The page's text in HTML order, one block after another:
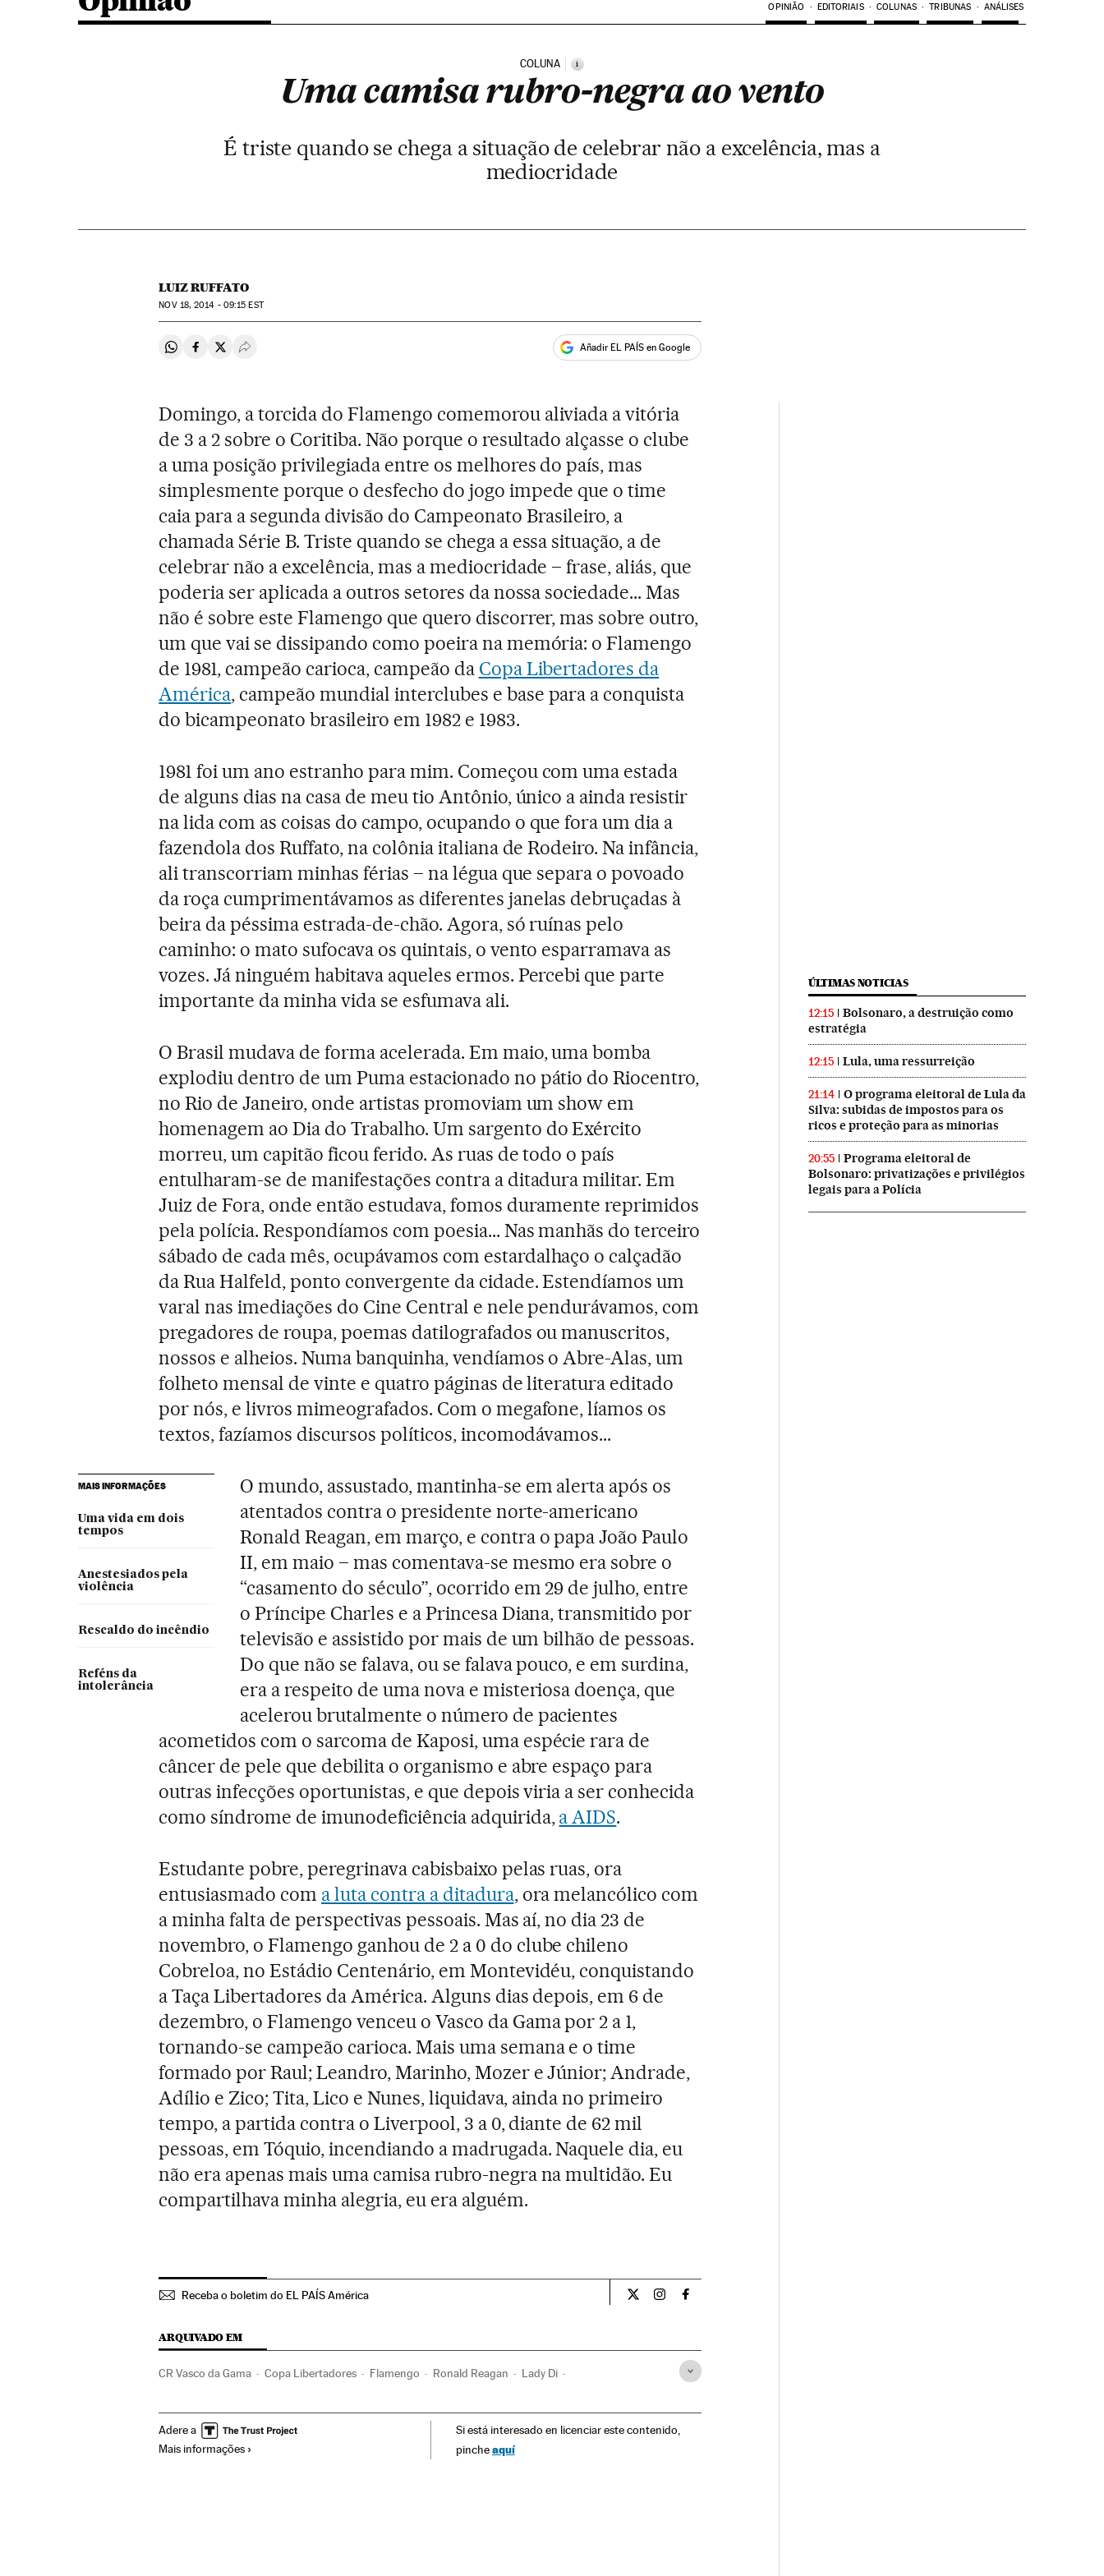
OPINIÃO EDITORIAIS COLUNAS TRIBUNAS ANÁLISES
COLUNA i
Uma camisa rubro-negra ao vento
É triste quando se chega a situação de celebrar não a excelência, mas a
mediocridade
LUIZ RUFFATO
NOV18, 2014 - 09:15 EST
Compartir en Whatsapp
Compartir en Facebook
Compartir en Twitter
Desplegar Redes Sociales Añadir EL PAÍS en Google
Domingo, a torcida do Flamengo comemorou aliviada a vitória
de 3 a 2 sobre o Coritiba. Não porque o resultado alçasse o clube
a uma posição privilegiada entre os melhores do país, mas
simplesmente porque o desfecho do jogo impede que o time
caia para a segunda divisão do Campeonato Brasileiro, a
chamada Série B. Triste quando se chega a essa situação, a de
celebrar não a excelência, mas a mediocridade – frase, aliás, que
poderia ser aplicada a outros setores da nossa sociedade... Mas
não é sobre este Flamengo que quero discorrer, mas sobre outro,
um que vai se dissipando como poeira na memória: o Flamengo
de 1981, campeão carioca, campeão da Copa Libertadores da
América, campeão mundial interclubes e base para a conquista
do bicampeonato brasileiro em 1982 e 1983.
1981 foi um ano estranho para mim. Começou com uma estada
de alguns dias na casa de meu tio Antônio, único a ainda resistir
na lida com as coisas do campo, ocupando o que fora um dia a
fazendola dos Ruffato, na colônia italiana de Rodeiro. Na infância,
ali transcorriam minhas férias – na légua que separa o povoado
da roça cumprimentávamos as diferentes janelas debruçadas à
beira da péssima estrada-de-chão. Agora, só ruínas pelo
caminho: o mato sufocava os quintais, o vento esparramava as
vozes. Já ninguém habitava aqueles ermos. Percebi que parte
importante da minha vida se esfumava ali.
O Brasil mudava de forma acelerada. Em maio, uma bomba
explodiu dentro de um Puma estacionado no pátio do Riocentro,
no Rio de Janeiro, onde artistas promoviam um show em
homenagem ao Dia do Trabalho. Um sargento do Exército
morreu, um capitão ficou ferido. As ruas de todo o país
entulharam-se de manifestações contra a ditadura militar. Em
Juiz de Fora, onde então estudava, fomos duramente reprimidos
pela polícia. Respondíamos com poesia... Nas manhãs do terceiro
sábado de cada mês, ocupávamos com estardalhaço o calçadão
da Rua Halfeld, ponto convergente da cidade. Estendíamos um
varal nas imediações do Cine Central e nele pendurávamos, com
pregadores de roupa, poemas datilografados ou manuscritos,
nossos e alheios. Numa banquinha, vendíamos o Abre-Alas, um
folheto mensal de vinte e quatro páginas de literatura editado
por nós, e livros mimeografados. Com o megafone, líamos os
textos, fazíamos discursos políticos, incomodávamos...
MAIS INFORMAÇÕES
Uma vida em dois
tempos
Anestesiados pela
violência
Rescaldo do incêndio
Reféns da
intolerância
O mundo, assustado, mantinha-se em alerta após os
atentados contra o presidente norte-americano
Ronald Reagan, em março, e contra o papa João Paulo
II, em maio – mas comentava-se mesmo era sobre o
“casamento do século”, ocorrido em 29 de julho, entre
o Príncipe Charles e a Princesa Diana, transmitido por
televisão e assistido por mais de um bilhão de pessoas.
Do que não se falava, ou se falava pouco, e em surdina,
era a respeito de uma nova e misteriosa doença, que
acelerou brutalmente o número de pacientes
acometidos com o sarcoma de Kaposi, uma espécie rara de
câncer de pele que debilita o organismo e abre espaço para
outras infecções oportunistas, e que depois viria a ser conhecida
como síndrome de imunodeficiência adquirida,a AIDS.
Estudante pobre, peregrinava cabisbaixo pelas ruas, ora
entusiasmado com a luta contra a ditadura, ora melancólico com
a minha falta de perspectivas pessoais. Mas aí, no dia 23 de
novembro, o Flamengo ganhou de 2 a 0 do clube chileno
Cobreloa, no Estádio Centenário, em Montevidéu, conquistando
a Taça Libertadores da América. Alguns dias depois, em 6 de
dezembro, o Flamengo venceu o Vasco da Gama por 2 a 1,
tornando-se campeão carioca. Mais uma semana e o time
formado por Raul; Leandro, Marinho, Mozer e Júnior; Andrade,
Adílio e Zico; Tita, Lico e Nunes, liquidava, ainda no primeiro
tempo, a partida contra o Liverpool, 3 a 0, diante de 62 mil
pessoas, em Tóquio, incendiando a madrugada. Naquele dia, eu
não era apenas mais uma camisa rubro-negra na multidão. Eu
compartilhava minha alegria, eu era alguém.
Receba o boletim do EL PAÍS América Opiniao El País Brasil en Twitter
Opiniao El País Brasil en Instagram
Opiniao El País Brasil en Facebook
ARQUIVADO EM
CR Vasco da Gama Copa Libertadores Flamengo Ronald Reagan Lady Di
América do Sul América Latina Esportes Realeza Gente
Adere a
Mais informações
Si está interesado en licenciar este contenido,
pincheaquí
ÚLTIMAS NOTICIAS
12:15
Bolsonaro, a destruição como
estratégia
12:15 Lula, uma ressurreição
21:14
O programa eleitoral de Lula da
Silva: subidas de impostos para os
ricos e proteção para as minorias
20:55
Programa eleitoral de
Bolsonaro: privatizações e privilégios
legais para a Polícia